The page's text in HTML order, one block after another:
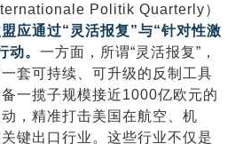
Politik Quarterly）
盟应通过“灵活报复”与“针对性激
动。 一方面，所谓“灵活报复”，
套可持续、可升级的反制工具
一揽子规模接近1000亿欧元的
，精准打击美国在航空、机
键出口行业。这些行业不仅是